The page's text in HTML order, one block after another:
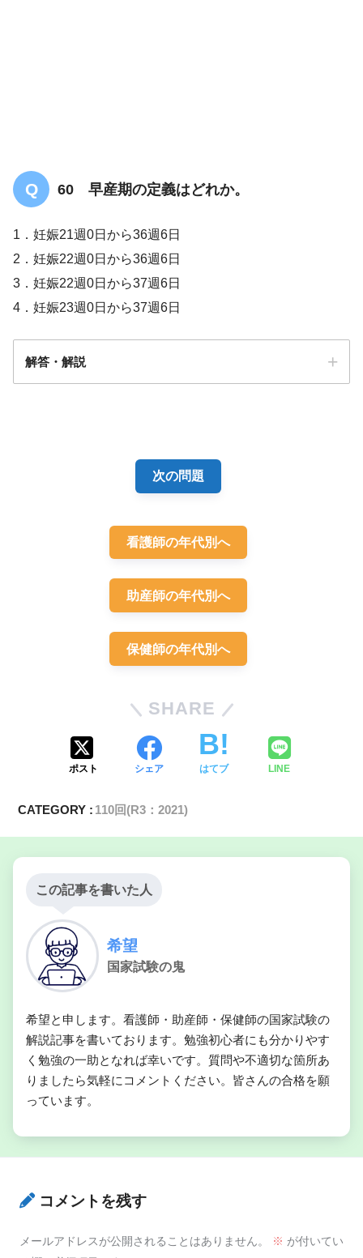
の問題「まとめ・解説」
60 早産期の定義はどれか。
1．妊娠21週0日から36週6日
2．妊娠22週0日から36週6日
3．妊娠22週0日から37週6日
4．妊娠23週0日から37週6日
解答・解説
次の問題
看護師の年代別へ
助産師の年代別へ
保健師の年代別へ
SHARE
ポスト シェア はてブ LINE
CATEGORY : 110回(R3：2021)
この記事を書いた人
希望
国家試験の鬼
希望と申します。看護師・助産師・保健師の国家試験の
解説記事を書いております。勉強初心者にも分かりやす
く勉強の一助となれば幸いです。質問や不適切な箇所あ
りましたら気軽にコメントください。皆さんの合格を願
っています。
コメントを残す
メールアドレスが公開されることはありません。 ※ が付いてい